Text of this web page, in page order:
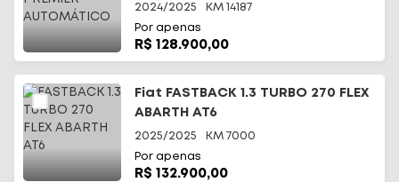
2024/2025 KM 14187
Por apenas
R$ 128.900,00
Fiat FASTBACK 1.3 TURBO 270 FLEX
ABARTH AT6
2025/2025 KM 7000
Por apenas
R$ 132.900,00